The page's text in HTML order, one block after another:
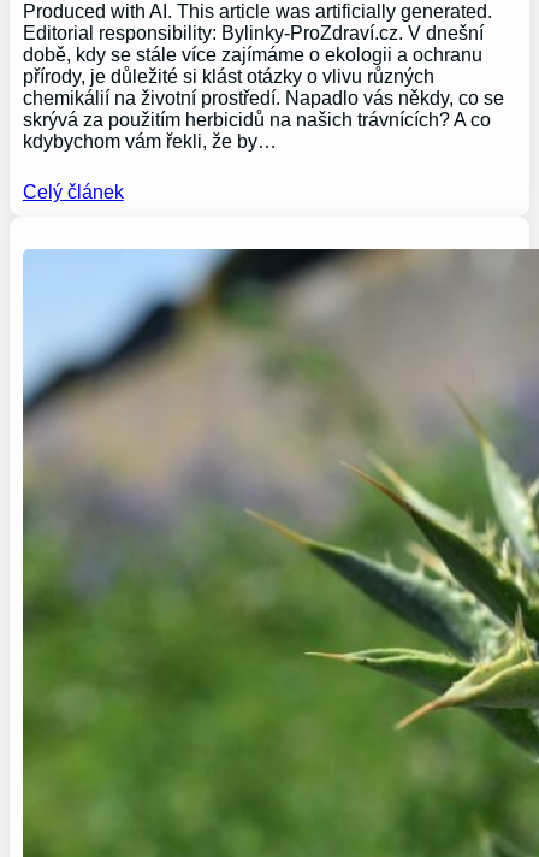
Produced with AI. This article was artificially generated.
Editorial responsibility: Bylinky-ProZdraví.cz. V dnešní
době, kdy se stále více zajímáme o ekologii a ochranu
přírody, je důležité si klást otázky o vlivu různých
chemikálií na životní prostředí. Napadlo vás někdy, co se
skrývá za použitím herbicidů na našich trávnících? A co
kdybychom vám řekli, že by…
Celý článek